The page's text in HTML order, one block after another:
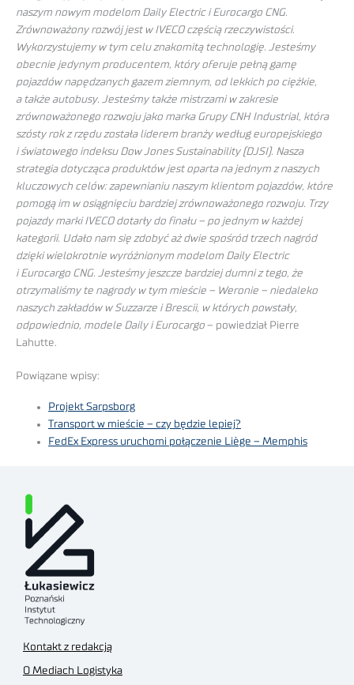
naszym nowym modelom Daily Electric i Eurocargo CNG.
Zrównoważony rozwój jest w IVECO częścią rzeczywistości.
Wykorzystujemy w tym celu znakomitą technologię. Jesteśmy
obecnie jedynym producentem, który oferuje pełną gamę
pojazdów napędzanych gazem ziemnym, od lekkich po ciężkie,
a także autobusy. Jesteśmy także mistrzami w zakresie
zrównoważonego rozwoju jako marka Grupy CNH Industrial, która
szósty rok z rzędu została liderem branży według europejskiego
i światowego indeksu Dow Jones Sustainability (DJSI). Nasza
strategia dotycząca produktów jest oparta na jednym z naszych
kluczowych celów: zapewnianiu naszym klientom pojazdów, które
pomogą im w osiągnięciu bardziej zrównoważonego rozwoju. Trzy
pojazdy marki IVECO dotarły do finału – po jednym w każdej
kategorii. Udało nam się zdobyć aż dwie spośród trzech nagród
dzięki wielokrotnie wyróżnionym modelom Daily Electric
i Eurocargo CNG. Jesteśmy jeszcze bardziej dumni z tego, że
otrzymaliśmy te nagrody w tym mieście – Weronie – niedaleko
naszych zakładów w Suzzarze i Brescii, w których powstały,
odpowiednio, modele Daily i Eurocargo – powiedział Pierre
Lahutte.
Powiązane wpisy:
Projekt Sarpsborg
Transport w mieście – czy będzie lepiej?
FedEx Express uruchomi połączenie Liège – Memphis
Kontakt z redakcją
O Mediach Logistyka